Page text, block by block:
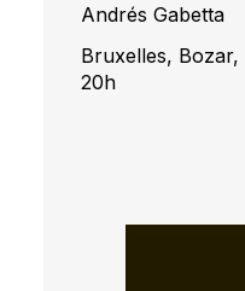
Andrés Gabetta
Bruxelles,
20h